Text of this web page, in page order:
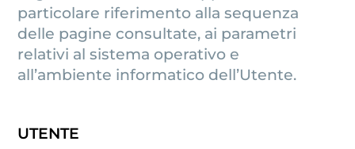
particolare riferimento alla sequenza
delle pagine consultate, ai parametri
relativi al sistema operativo e
all’ambiente informatico dell’Utente.
UTENTE